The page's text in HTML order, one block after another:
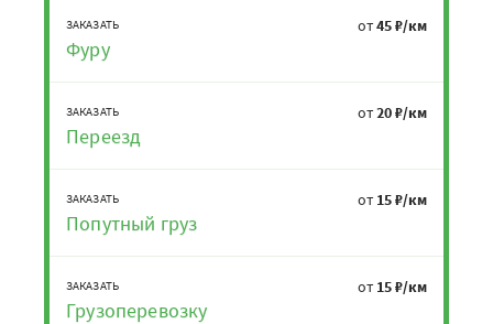
ЗАКАЗАТЬ
Фуру
от45 ₽/км
ЗАКАЗАТЬ
Переезд
от20 ₽/км
ЗАКАЗАТЬ
Попутный груз
от 15 ₽/км
ЗАКАЗАТЬ
Грузоперевозку
от 15 ₽/км